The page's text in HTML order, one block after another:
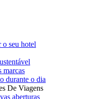
o seu hotel
marcas
durante o dia
De Viagens
aberturas